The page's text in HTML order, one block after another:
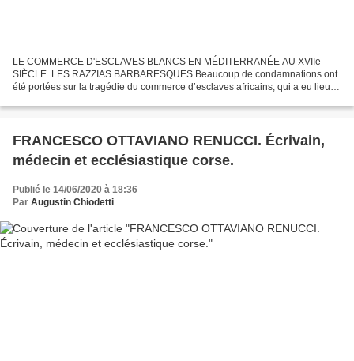
LE COMMERCE D'ESCLAVES BLANCS EN MÉDITERRANÉE AU XVIIe
SIÈCLE. LES RAZZIAS BARBARESQUES Beaucoup de condamnations ont
été portées sur la tragédie du commerce d’esclaves africains, qui a eu lieu
FRANCESCO OTTAVIANO RENUCCI. Écrivain,
médecin et ecclésiastique corse.
Publié le 14/06/2020 à 18:36
Par Augustin Chiodetti